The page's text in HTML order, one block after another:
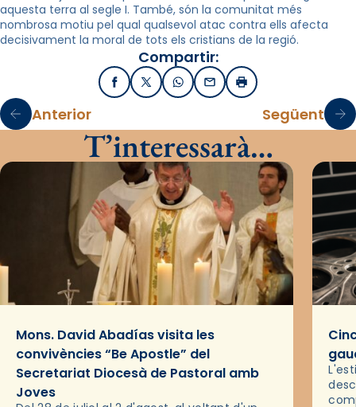
aquesta terra al segle I. També, són la comunitat més
nombrosa motiu pel qual qualsevol atac contra ells afecta
decisivament la moral de tots els cristians de la regió.
Compartir:
FacebookX / TwitterWhatsApp
EmailImprimir
Anterior Següent
T’interessarà…
Mons. David Abadías visita les
convivències “Be Apostle” del
Secretariat Diocesà de Pastoral amb
Joves